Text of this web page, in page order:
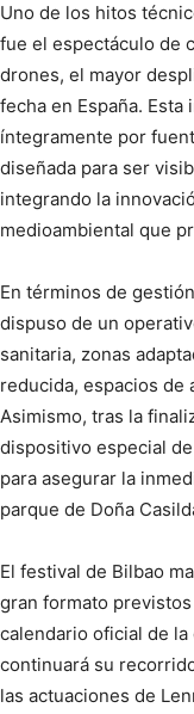
Uno de los hitos
fue el espectáculo de
drones, el mayor
fecha en España.
íntegramente por
diseñada para ser
integrando la
medioambiental que
En términos de
dispuso de un
sanitaria, zonas
reducida, espacios de
Asimismo, tras la
dispositivo especial
para asegurar la
parque de Doña
El festival de Bilbao
gran formato
calendario oficial de la
continuará su
las actuaciones de